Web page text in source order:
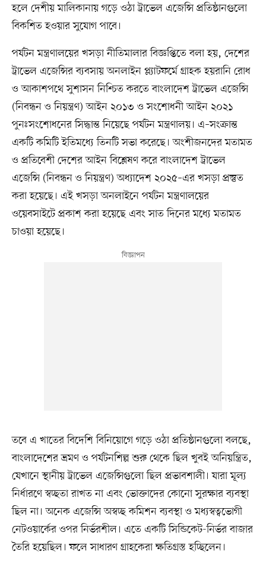
হলে দেশীয় মালিকানায় গড়ে ওঠা ট্রাভেল এজেন্সি প্রতিষ্ঠানগুলো
বিকশিত হওয়ার সুযোগ পাবে।
পর্যটন মন্ত্রণালয়ের খসড়া নীতিমালার বিজ্ঞপ্তিতে বলা হয়, দেশের
ট্রাভেল এজেন্সির ব্যবসায় অনলাইন প্ল্যাটফর্মে গ্রাহক হয়রানি রোধ
ও আকাশপথে সুশাসন নিশ্চিত করতে বাংলাদেশ ট্রাভেল এজেন্সি
(নিবন্ধন ও নিয়ন্ত্রণ) আইন ২০১৩ ও সংশোধনী আইন ২০২১
পুনঃসংশোধনের সিদ্ধান্ত নিয়েছে পর্যটন মন্ত্রণালয়। এ–সংক্রান্ত
একটি কমিটি ইতিমধ্যে তিনটি সভা করেছে। অংশীজনদের মতামত
ও প্রতিবেশী দেশের আইন বিশ্লেষণ করে বাংলাদেশ ট্রাভেল
এজেন্সি (নিবন্ধন ও নিয়ন্ত্রণ) অধ্যাদেশ ২০২৫–এর খসড়া প্রস্তুত
করা হয়েছে। এই খসড়া অনলাইনে পর্যটন মন্ত্রণালয়ের
ওয়েবসাইটে প্রকাশ করা হয়েছে এবং সাত দিনের মধ্যে মতামত
চাওয়া হয়েছে।
তবে এ খাতের বিদেশি বিনিয়োগে গড়ে ওঠা প্রতিষ্ঠানগুলো বলছে,
বাংলাদেশের ভ্রমণ ও পর্যটনশিল্প শুরু থেকে ছিল খুবই অনিয়ন্ত্রিত,
যেখানে স্থানীয় ট্রাভেল এজেন্সিগুলো ছিল প্রভাবশালী। যারা মূল্য
নির্ধারণে স্বচ্ছতা রাখত না এবং ভোক্তাদের কোনো সুরক্ষার ব্যবস্থা
ছিল না। অনেক এজেন্সি অস্বচ্ছ কমিশন ব্যবস্থা ও মধ্যস্বত্বভোগী
নেটওয়ার্কের ওপর নির্ভরশীল। এতে একটি সিন্ডিকেট-নির্ভর বাজার
তৈরি হয়েছিল। ফলে সাধারণ গ্রাহকেরা ক্ষতিগ্রস্ত হচ্ছিলেন।